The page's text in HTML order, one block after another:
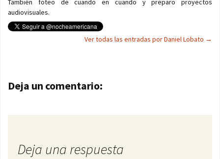
También foteo de cuando en cuando y preparo proyectos
audiovisuales.
Ver todas las entradas por Daniel Lobato →
Navegación de entradas
Deja un comentario:
Deja una respuesta